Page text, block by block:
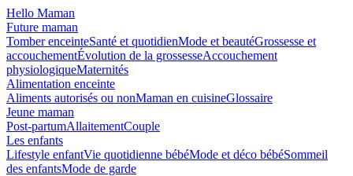
Hello Maman
Future maman
Tomber enceinteSanté et quotidienMode et beautéGrossesse et
accouchementÉvolution de la grossesseAccouchement
physiologiqueMaternités
Alimentation enceinte
Aliments autorisés ou nonMaman en cuisineGlossaire
Jeune maman
Post-partumAllaitementCouple
Les enfants
Lifestyle enfantVie quotidienne bébéMode et déco bébéSommeil
des enfantsMode de garde